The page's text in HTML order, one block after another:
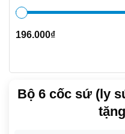
196.000₫
Bộ 6 cốc sứ (ly